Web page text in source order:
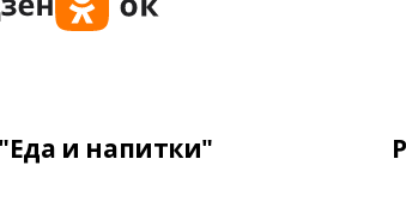
и напитки"